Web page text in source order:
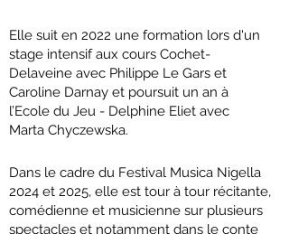
Elle suit en 2022 une formation lors d'un
stage intensif aux cours Cochet-
Delaveine avec Philippe Le Gars et
Caroline Darnay et poursuit un an à
l’Ecole du Jeu - Delphine Eliet avec
Marta Chyczewska.
Dans le cadre du Festival Musica Nigella
2024 et 2025, elle est tour à tour récitante,
comédienne et musicienne sur plusieurs
spectacles et notamment dans le conte